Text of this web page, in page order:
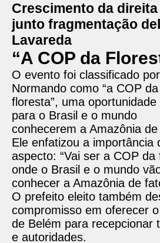
Crescimento da
junto fragmentação
Lavareda
“A COP da
O evento foi classificado por
Normando como “a COP da
floresta”, uma oportunidade
para o Brasil e o mundo
conhecerem a Amazônia
Ele enfatizou a importância
aspecto: “Vai ser a COP da
onde o Brasil e o mundo
conhecer a Amazônia de
O prefeito eleito também
compromisso em oferecer
de Belém para recepcionar
e autoridades.